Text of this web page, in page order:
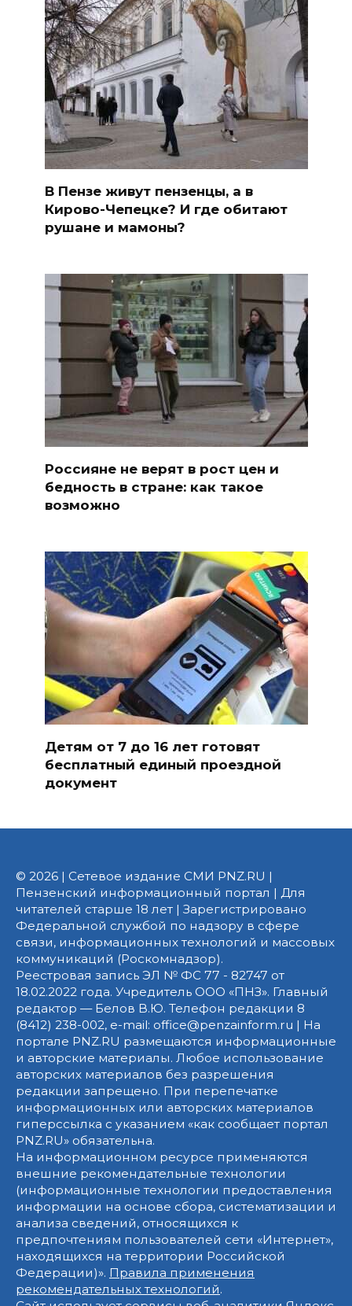
В Пензе живут пензенцы, а в
Кирово-Чепецке? И где обитают
рушане и мамоны?
Россияне не верят в рост цен и
бедность в стране: как такое
возможно
Детям от 7 до 16 лет готовят
бесплатный единый проездной
документ
© 2026 | Сетевое издание СМИ PNZ.RU |
Пензенский информационный портал | Для
читателей старше 18 лет | Зарегистрировано
Федеральной службой по надзору в сфере
связи, информационных технологий и массовых
коммуникаций (Роскомнадзор).
Реестровая запись ЭЛ № ФС 77 - 82747 от
18.02.2022 года. Учредитель ООО «ПНЗ». Главный
редактор — Белов В.Ю. Телефон редакции 8
(8412) 238-002, e-mail: office@penzainform.ru | На
портале PNZ.RU размещаются информационные
и авторские материалы. Любое использование
авторских материалов без разрешения
редакции запрещено. При перепечатке
информационных или авторских материалов
гиперссылка с указанием «как сообщает портал
PNZ.RU» обязательна.
На информационном ресурсе применяются
внешние рекомендательные технологии
(информационные технологии предоставления
информации на основе сбора, систематизации и
анализа сведений, относящихся к
предпочтениям пользователей сети «Интернет»,
находящихся на территории Российской
Федерации)». Правила применения
рекомендательных технологий.